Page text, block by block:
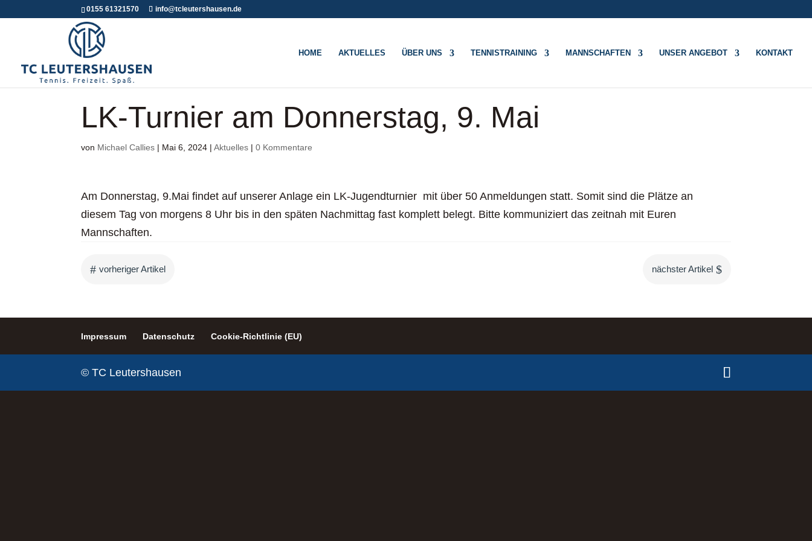
0155 61321570 info@tcleutershausen.de
HOME AKTUELLES ÜBER UNS TENNISTRAINING MANNSCHAFTEN UNSER ANGEBOT KONTAKT
LK-Turnier am Donnerstag, 9. Mai
von Michael Callies | Mai 6, 2024 |Aktuelles |0 Kommentare
Am Donnerstag, 9.Mai findet auf unserer Anlage ein LK-Jugendturnier mit über 50 Anmeldungen statt. Somit sind die Plätze an
diesem Tag von morgens 8 Uhr bis in den späten Nachmittag fast komplett belegt. Bitte kommuniziert das zeitnah mit Euren
Mannschaften.
# vorheriger Artikel nächster Artikel $
Impressum Datenschutz Cookie-Richtlinie (EU)
© TC Leutershausen